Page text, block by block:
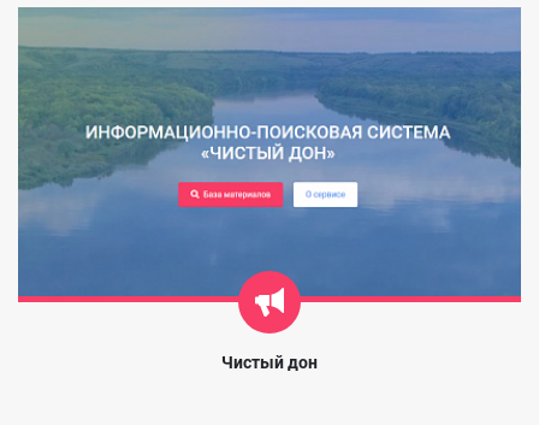
Чистый дон